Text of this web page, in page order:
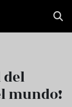
del
mundo!